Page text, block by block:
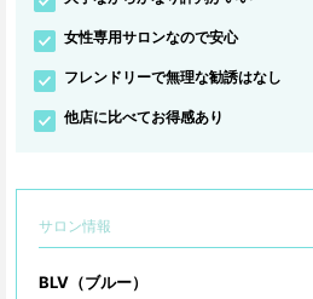
女性専用サロンなので安心
フレンドリーで無理な勧誘はなし
他店に比べてお得感あり
サロン情報
BLV（ブルー）